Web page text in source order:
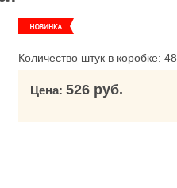
Количество штук в коробке: 48
Цена: 526 руб.